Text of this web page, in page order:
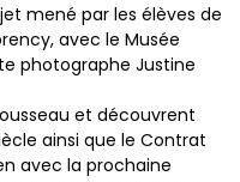
mené par les élèves de
avec le Musée
photographe Justine
et découvrent
ainsi que le Contrat
avec la prochaine